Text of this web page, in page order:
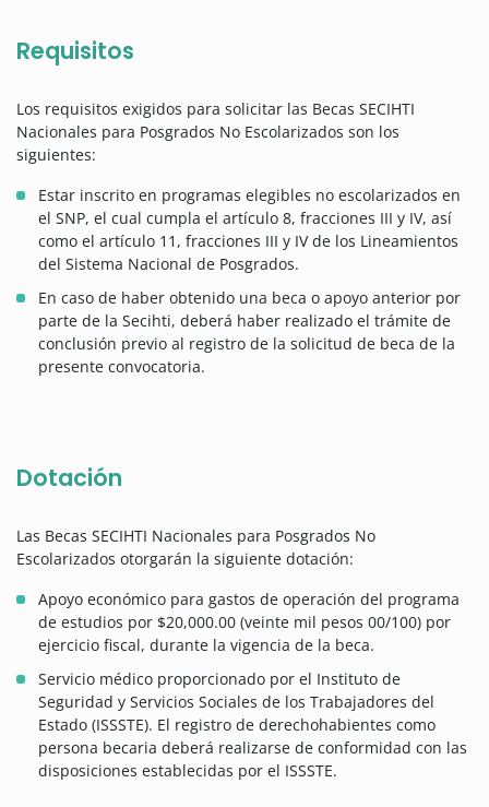
Requisitos
Los requisitos exigidos para solicitar las Becas SECIHTI
Nacionales para Posgrados No Escolarizados son los
siguientes:
Estar inscrito en programas elegibles no escolarizados en
el SNP, el cual cumpla el artículo 8, fracciones III y IV, así
como el artículo 11, fracciones III y IV de los Lineamientos
del Sistema Nacional de Posgrados.
En caso de haber obtenido una beca o apoyo anterior por
parte de la Secihti, deberá haber realizado el trámite de
conclusión previo al registro de la solicitud de beca de la
presente convocatoria.
Dotación
Las Becas SECIHTI Nacionales para Posgrados No
Escolarizados otorgarán la siguiente dotación:
Apoyo económico para gastos de operación del programa
de estudios por $20,000.00 (veinte mil pesos 00/100) por
ejercicio fiscal, durante la vigencia de la beca.
Servicio médico proporcionado por el Instituto de
Seguridad y Servicios Sociales de los Trabajadores del
Estado (ISSSTE). El registro de derechohabientes como
persona becaria deberá realizarse de conformidad con las
disposiciones establecidas por el ISSSTE.